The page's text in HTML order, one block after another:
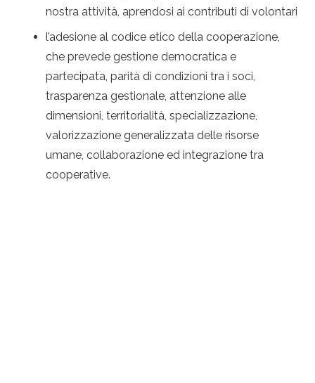
nostra attività, aprendosi ai contributi di volontari
l’adesione al codice etico della cooperazione,
che prevede gestione democratica e
partecipata, parità di condizioni tra i soci,
trasparenza gestionale, attenzione alle
dimensioni, territorialità, specializzazione,
valorizzazione generalizzata delle risorse
umane, collaborazione ed integrazione tra
cooperative.